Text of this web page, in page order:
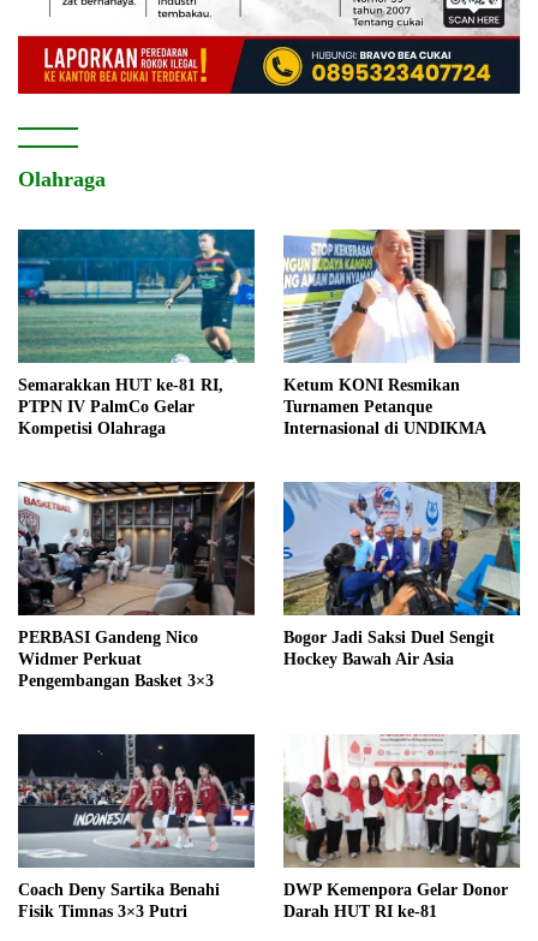
Olahraga
Semarakkan HUT ke-81 RI,
PTPN IV PalmCo Gelar
Kompetisi Olahraga
Ketum KONI Resmikan
Turnamen Petanque
Internasional di UNDIKMA
PERBASI Gandeng Nico
Widmer Perkuat
Pengembangan Basket 3×3
Bogor Jadi Saksi Duel Sengit
Hockey Bawah Air Asia
Coach Deny Sartika Benahi
Fisik Timnas 3×3 Putri
DWP Kemenpora Gelar Donor
Darah HUT RI ke-81